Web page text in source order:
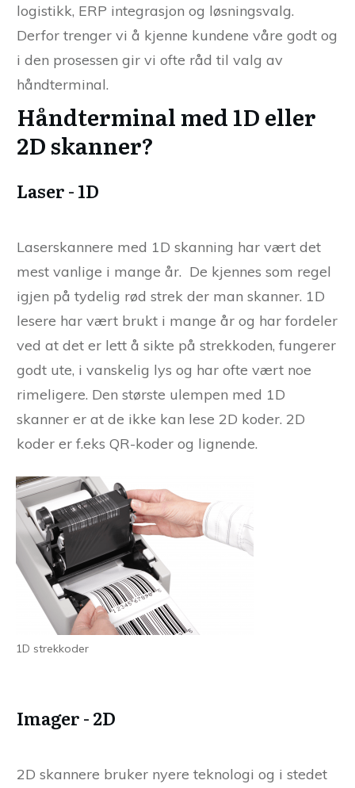
logistikk, ERP integrasjon og løsningsvalg.
Derfor trenger vi å kjenne kundene våre godt og
i den prosessen gir vi ofte råd til valg av
håndterminal.
Håndterminal med 1D eller
2D skanner?
Laser - 1D
Laserskannere med 1D skanning har vært det
mest vanlige i mange år. De kjennes som regel
igjen på tydelig rød strek der man skanner. 1D
lesere har vært brukt i mange år og har fordeler
ved at det er lett å sikte på strekkoden, fungerer
godt ute, i vanskelig lys og har ofte vært noe
rimeligere. Den største ulempen med 1D
skanner er at de ikke kan lese 2D koder. 2D
koder er f.eks QR-koder og lignende.
1D strekkoder
Imager - 2D
2D skannere bruker nyere teknologi og i stedet